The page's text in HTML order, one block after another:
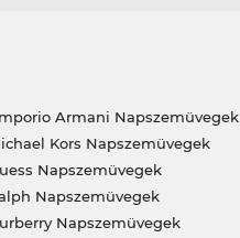
Armani Napszemüvegek
Kors Napszemüvegek
Napszemüvegek
Napszemüvegek
Napszemüvegek